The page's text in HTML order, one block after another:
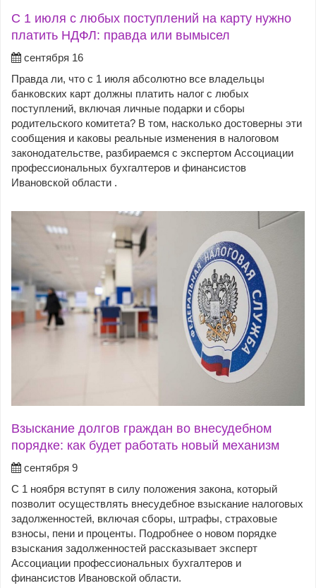
С 1 июля с любых поступлений на карту нужно
платить НДФЛ: правда или вымысел
сентября 16
Правда ли, что с 1 июля абсолютно все владельцы
банковских карт должны платить налог с любых
поступлений, включая личные подарки и сборы
родительского комитета? В том, насколько достоверны эти
сообщения и каковы реальные изменения в налоговом
законодательстве, разбираемся с экспертом Ассоциации
профессиональных бухгалтеров и финансистов
Ивановской области .
Взыскание долгов граждан во внесудебном
порядке: как будет работать новый механизм
сентября 9
С 1 ноября вступят в силу положения закона, который
позволит осуществлять внесудебное взыскание налоговых
задолженностей, включая сборы, штрафы, страховые
взносы, пени и проценты. Подробнее о новом порядке
взыскания задолженностей рассказывает эксперт
Ассоциации профессиональных бухгалтеров и
финансистов Ивановской области.